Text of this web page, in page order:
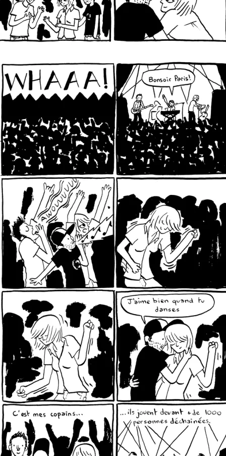
Pour le journal de bord de Puggy sur Frontstage / le blog pop rock
du Soi.